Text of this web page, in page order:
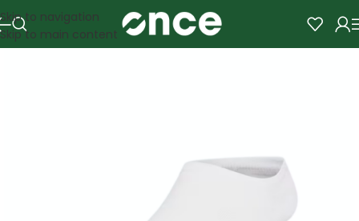
Skip to navigation
Skip to main content